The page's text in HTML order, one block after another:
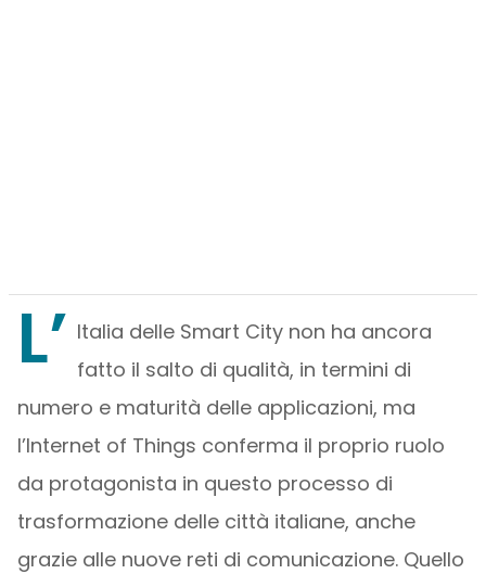
L’ Italia delle Smart City non ha ancora
fatto il salto di qualità, in termini di
numero e maturità delle applicazioni, ma
l’Internet of Things conferma il proprio ruolo
da protagonista in questo processo di
trasformazione delle città italiane, anche
grazie alle nuove reti di comunicazione. Quello